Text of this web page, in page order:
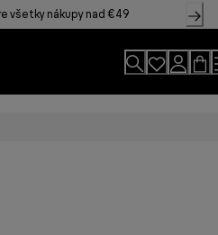
všetky nákupy nad €49